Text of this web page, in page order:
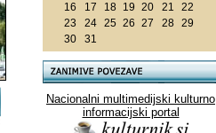
16
17 18 19 20 21
22
23
24 25 26 27 28 29
30
31
Nacionalni multimedijski kulturno
informacijski portal